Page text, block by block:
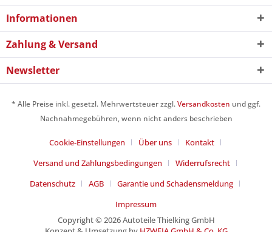
Informationen
Zahlung & Versand
Newsletter
* Alle Preise inkl. gesetzl. Mehrwertsteuer zzgl.Versandkosten und ggf.
Nachnahmegebühren, wenn nicht anders beschrieben
Cookie-Einstellungen Über uns
Kontakt
Versand und Zahlungsbedingungen
Widerrufsrecht
Datenschutz
AGB
Garantie und Schadensmeldung
Impressum
Copyright © 2026 Autoteile Thielking GmbH